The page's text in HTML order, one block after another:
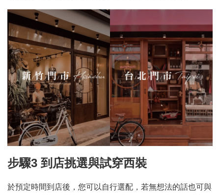
步驟3 到店挑選與試穿西裝
於預定時間到店後，您可以自行選配，若無想法的話也可與